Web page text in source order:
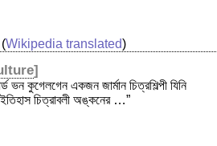
Wikipedia translated)
]
ভন কুগেলগেন একজন জার্মান চিত্রশিল্পী যিনি
চিত্রাবলী অঙ্কনের …”